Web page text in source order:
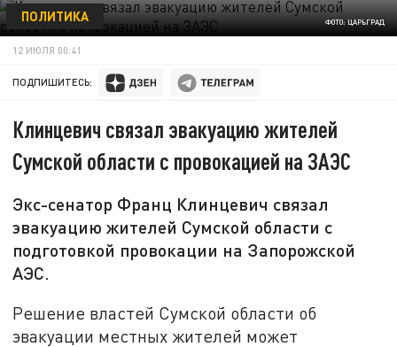
ФОТО: ЦАРЬГРАД
ПОЛИТИКА
12 ИЮЛЯ 00:41
ПОДПИШИТЕСЬ:
Клинцевич связал эвакуацию жителей
Сумской области с провокацией на ЗАЭС
Экс-сенатор Франц Клинцевич связал
эвакуацию жителей Сумской области с
подготовкой провокации на Запорожской
АЭС.
Решение властей Сумской области об
эвакуации местных жителей может